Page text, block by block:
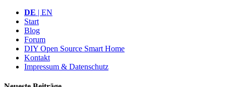
DE | EN
Start
Blog
Forum
DIY Open Source Smart Home
Kontakt
Impressum & Datenschutz